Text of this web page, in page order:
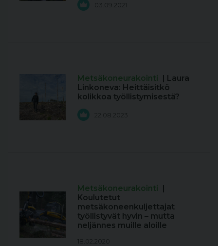
03.09.2021
Metsäkoneurakointi | Laura
Linkoneva: Heittäisitkö
kolikkoa työllistymisestä?
22.08.2023
Metsäkoneurakointi |
Koulutetut
metsäkoneenkuljettajat
työllistyvät hyvin – mutta
neljännes muille aloille
18.02.2020